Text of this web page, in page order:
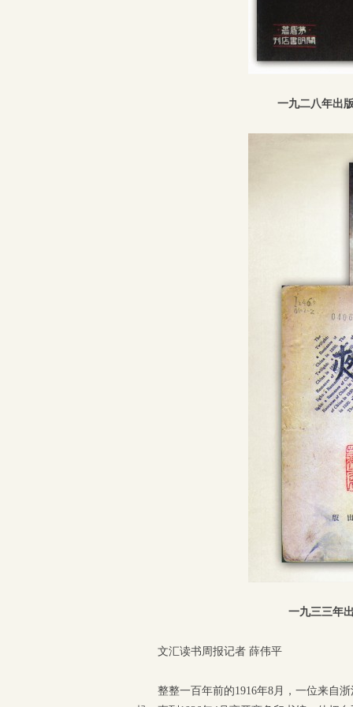
一九二八年出
一九三三年
文汇读书周报记者 薛伟平
整整一百年前的1916年8月，一位来自